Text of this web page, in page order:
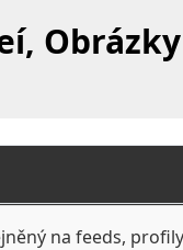
na feeds,